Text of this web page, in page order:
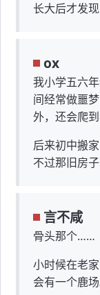
长大后才发
ox
我小学五六
间经常做噩
外，还会爬
后来初中搬
不过那旧房
言不咸
骨头那个……
小时候在老
会有一个鹿场